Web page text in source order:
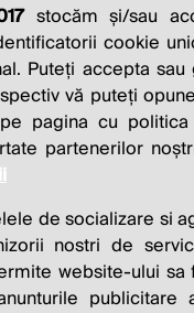
THE
stocăm și/sau
cookie
Puteți accepta
vă puteți
pagina cu politica
partenerilor
de socializare si
nostri de
website-ului sa